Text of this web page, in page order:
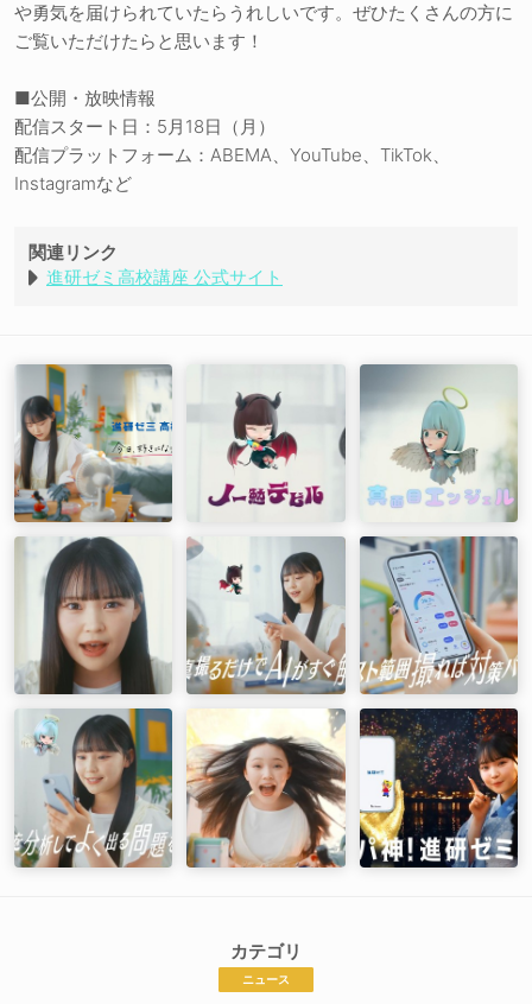
や勇気を届けられていたらうれしいです。ぜひたくさんの方に
ご覧いただけたらと思います！
■公開・放映情報
配信スタート日：5月18日（月）
配信プラットフォーム：ABEMA、YouTube、TikTok、
Instagramなど
関連リンク
進研ゼミ高校講座 公式サイト
カテゴリ
ニュース